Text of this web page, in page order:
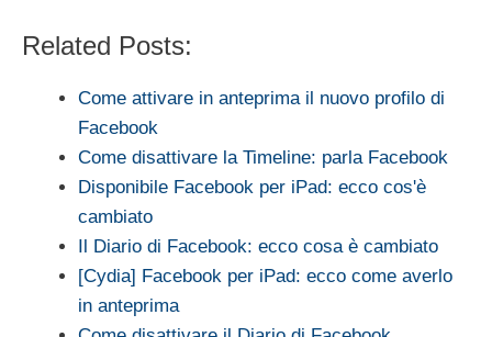
Related Posts:
Come attivare in anteprima il nuovo profilo di
Facebook
Come disattivare la Timeline: parla Facebook
Disponibile Facebook per iPad: ecco cos'è
cambiato
Il Diario di Facebook: ecco cosa è cambiato
[Cydia] Facebook per iPad: ecco come averlo
in anteprima